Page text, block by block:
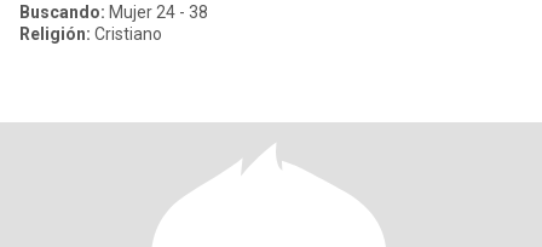
Buscando: Mujer 24 - 38
Religión: Cristiano